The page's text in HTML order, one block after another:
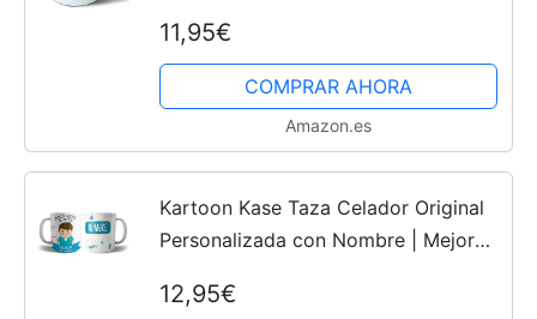
Apta para Microondas y Lavavajillas
- Resistente a Lavados
11,95€
COMPRAR AHORA
Amazon.es
Kartoon Kase Taza Celador Original
Personalizada con Nombre | Mejor
Desayuno para Regalar (Celador)
12,95€